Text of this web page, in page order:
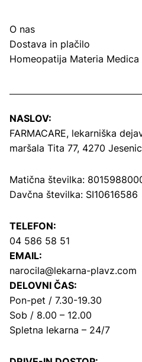
O nas
Dostava in plačilo
Homeopatija Materia Medica
NASLOV:
FARMACARE, lekarniška
maršala Tita 77, 4270
Matična številka:
Davčna številka: SI10616586
TELEFON:
04 586 58 51
EMAIL:
narocila@lekarna-plavz.com
DELOVNI ČAS:
Pon-pet / 7.30-19.30
Sob / 8.00 – 12.00
Spletna lekarna – 24/7